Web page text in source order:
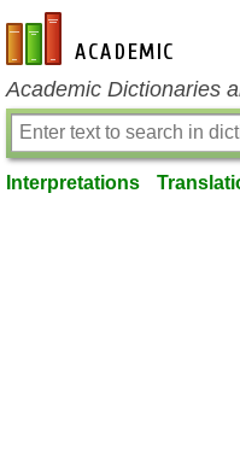
en-academic.com
Academic Dictionaries
Interpretations